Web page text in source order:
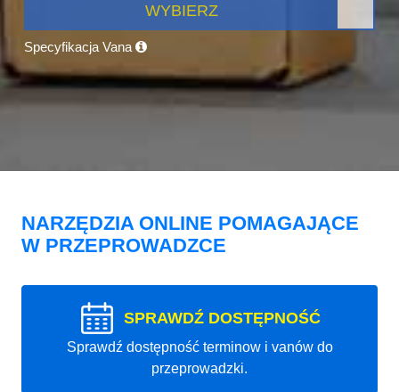
WYBIERZ
Specyfikacja Vana
NARZĘDZIA ONLINE POMAGAJĄCE
W PRZEPROWADZCE
SPRAWDŹ DOSTĘPNOŚĆ
Sprawdź dostępność terminow i vanów do
przeprowadzki.